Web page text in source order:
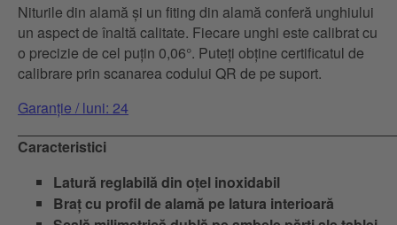
Niturile din alamă și un fiting din alamă conferă unghiului
un aspect de înaltă calitate. Fiecare unghi este calibrat cu
o precizie de cel puțin 0,06°. Puteți obține certificatul de
calibrare prin scanarea codului QR de pe suport.
Garanție / luni: 24
Caracteristici
Latură reglabilă din oțel inoxidabil
Braț cu profil de alamă pe latura interioară